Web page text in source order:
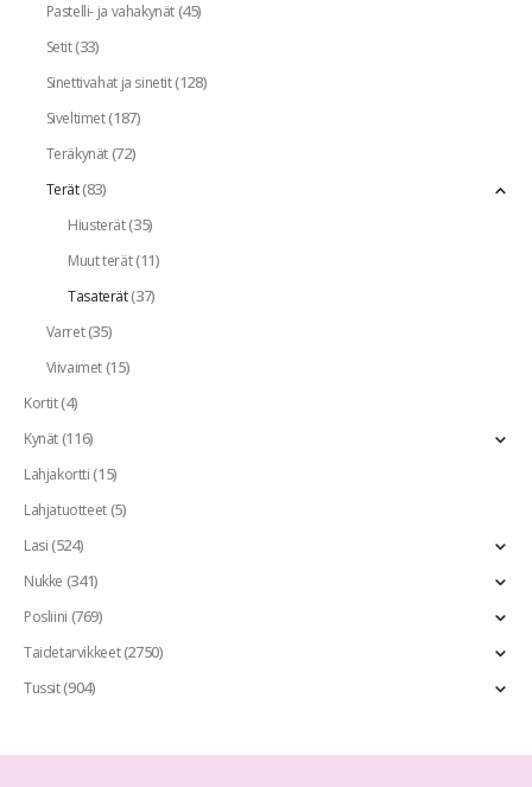
Pastelli- ja vahakynät(45)
Setit(33)
Sinettivahat ja sinetit(128)
Siveltimet(187)
Teräkynät(72)
Terät(83)
Hiusterät(35)
Muut terät(11)
Tasaterät(37)
Varret(35)
Viivaimet(15)
Kortit(4)
Kynät(116)
Lahjakortti(15)
Lahjatuotteet(5)
Lasi(524)
Nukke (341)
Posliini (769)
Taidetarvikkeet(2750)
Tussit(904)